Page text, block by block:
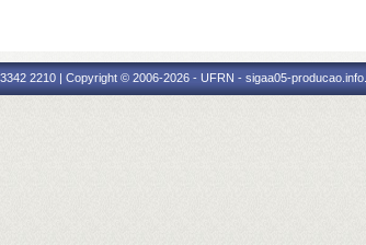
2210 | Copyright © 2006-2026 - UFRN - sigaa05-